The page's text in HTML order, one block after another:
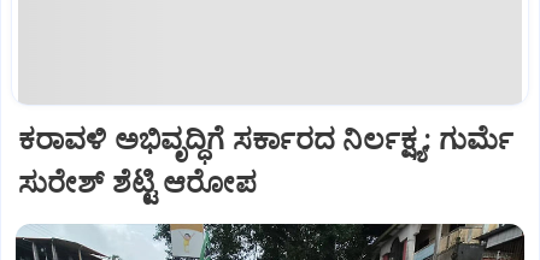
ಕರಾವಳಿ ಅಭಿವೃದ್ಧಿಗೆ ಸರ್ಕಾರದ ನಿರ್ಲಕ್ಷ್ಯ: ಗುರ್ಮೆ
ಸುರೇಶ್ ಶೆಟ್ಟಿ ಆರೋಪ